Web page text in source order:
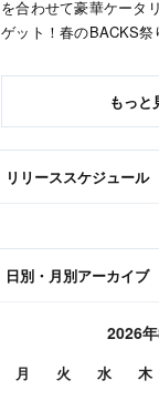
を合わせて豪華ケータ
ゲット！春のBACKS祭
京】
もっと
リリーススケジュール
日別・月別アーカイブ
2026
月 火 水 木